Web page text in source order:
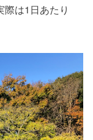
は1日あたり